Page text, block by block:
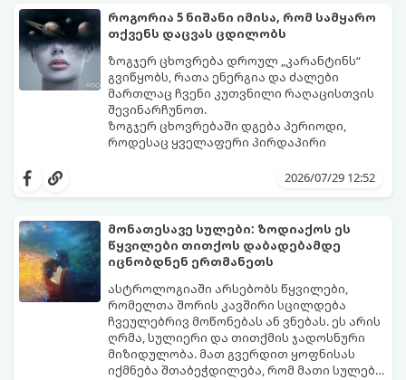
როგორია 5 ნიშანი იმისა, რომ სამყარო
თქვენს დაცვას ცდილობს
ზოგჯერ ცხოვრება დროულ „კარანტინს“
გვიწყობს, რათა ენერგია და ძალები
მართლაც ჩვენი კუთვნილი რაღაცისთვის
შევინარჩუნოთ.
ზოგჯერ ცხოვრებაში დგება პერიოდი,
როდესაც ყველაფერი პირდაპირი
იშლება მნიშვნელოვანი გარიგებები,
ახლობლებად ვთვლიდით, უეცრად მიდიან.
ასეთ მომენტებში ადვილია
სასოწარკვეთილებაში ჩავარდნა. თუმცა
ეზოთერიკასა და ფსიქოლოგიაში ეს
ფენომენი ხშირად სხვანაირად
განიხილება: როგორც სამყაროს (ან ჩვენი
არაცნობიერის) ფარული დამცავი
მექანიზმების მუშაობა, რომელთაც
რეალური, მაგრამ ჯერ კიდევ უხილავი
საფრთხისგან შორს მივყავართ.
აი, 5 აშკარა ნიშანი იმისა, რომ
მომხდარი მარცხი სასჯელი კი არა,
თქვენი დაცვისკენ მიმართული
სამყაროს მცდელობაა:
2026/07/29 12:52
მონათესავე სულები: ზოდიაქოს ეს
წყვილები თითქოს დაბადებამდე
იცნობდნენ ერთმანეთს
ასტროლოგიაში არსებობს წყვილები,
რომელთა შორის კავშირი სცილდება
ჩვეულებრივ მოწონებას ან ვნებას. ეს არის
ღრმა, სულიერი და თითქმის ჯადოსნური
მიზიდულობა. მათ გვერდით ყოფნისას
იქმნება შთაბეჭდილება, რომ მათი სულები